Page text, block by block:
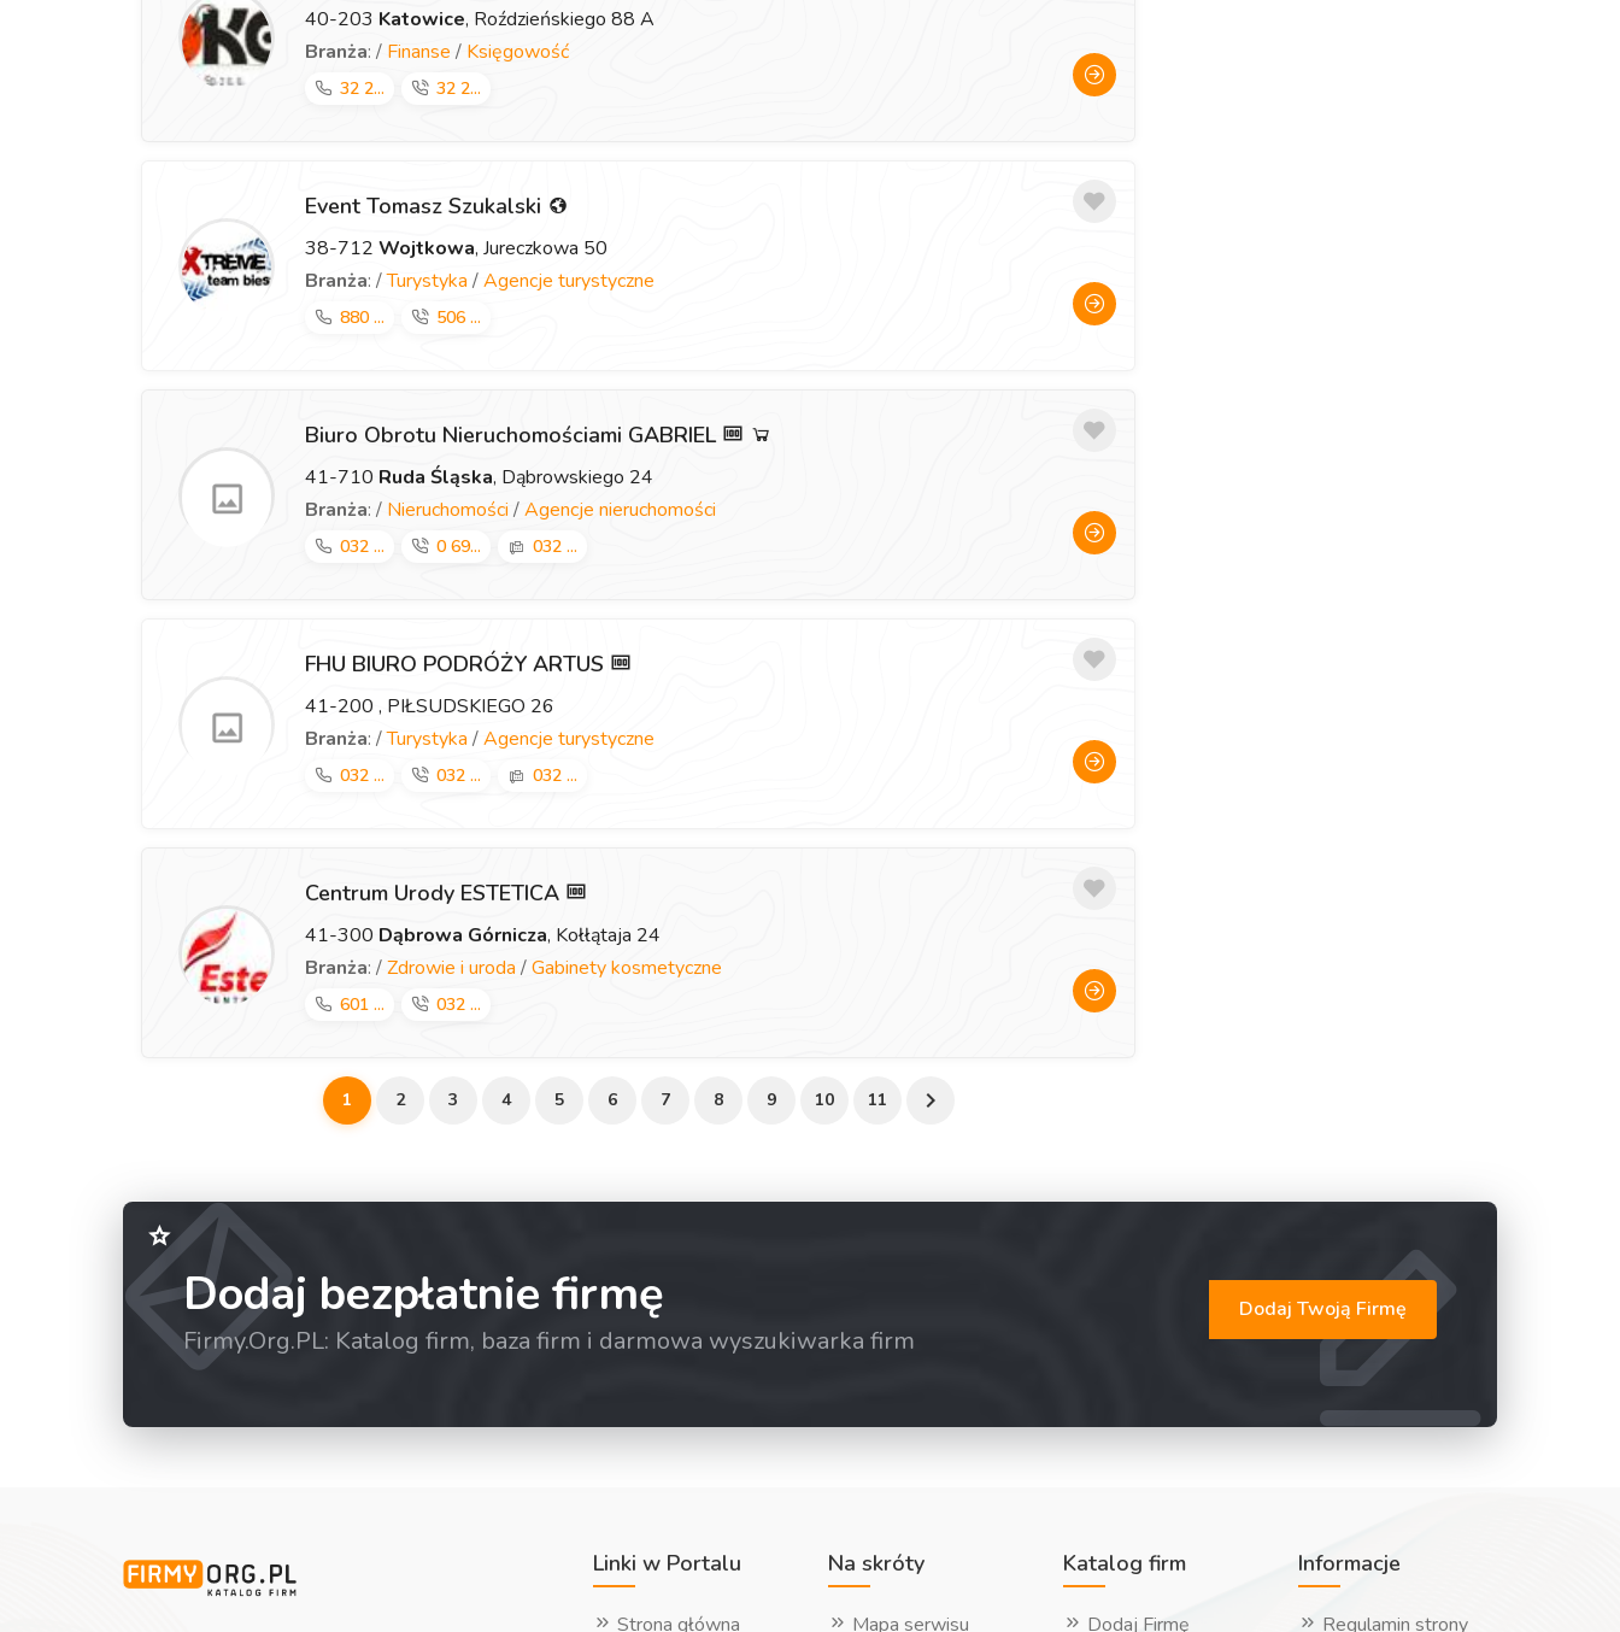
40-203 Katowice, Roździeńskiego 88 A
Branża: / Finanse / Księgowość
32 2... 32 2...
Event Tomasz Szukalski
38-712 Wojtkowa, Jureczkowa 50
Branża: /Turystyka /Agencje turystyczne
880 ... 506 ...
Biuro Obrotu Nieruchomościami GABRIEL
41-710 Ruda Śląska, Dąbrowskiego 24
Branża: / Nieruchomości /Agencje nieruchomości
032 ... 0 69... 032 ...
FHU BIURO PODRÓŻY ARTUS
41-200 , PIŁSUDSKIEGO 26
Branża: /Turystyka /Agencje turystyczne
032 ... 032 ... 032 ...
Centrum Urody ESTETICA
41-300 Dąbrowa Górnicza, Kołłątaja 24
Branża: /Zdrowie i uroda /Gabinety kosmetyczne
601 ... 032 ...
1 2 3 4 5 6 7 8 9 10 11
Dodaj bezpłatnie firmę
Firmy.Org.PL: Katalog firm, baza firm i darmowa wyszukiwarka firm
Dodaj Twoją Firmę
Linki w Portalu
Strona główna
Na skróty
Mapa serwisu
Katalog firm
Dodaj Firmę
Informacje
Regulamin strony